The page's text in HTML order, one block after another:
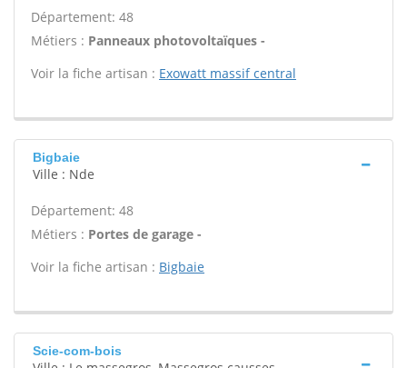
Département: 48
Métiers : Panneaux photovoltaïques -
Voir la fiche artisan : Exowatt massif central
Bigbaie
Ville : Nde
Département: 48
Métiers : Portes de garage -
Voir la fiche artisan : Bigbaie
Scie-com-bois